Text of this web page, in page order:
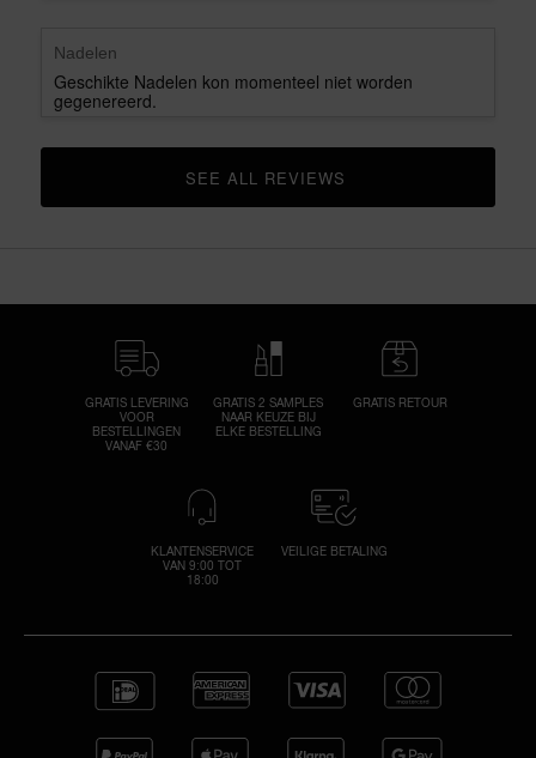
Nadelen
Geschikte Nadelen kon momenteel niet worden
gegenereerd.
CLICK TO GO TO ALL REVIEWS
GRATIS LEVERING
VOOR
BESTELLINGEN
VANAF €30
GRATIS 2 SAMPLES
NAAR KEUZE BIJ
ELKE BESTELLING
GRATIS RETOUR
KLANTENSERVICE
VAN 9:00 TOT
18:00
VEILIGE BETALING